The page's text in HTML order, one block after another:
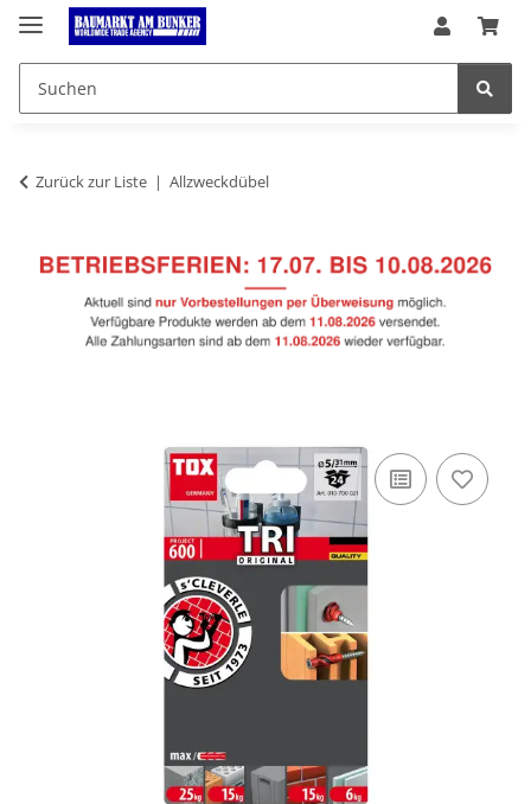
Zurück zur Liste Allzweckdübel